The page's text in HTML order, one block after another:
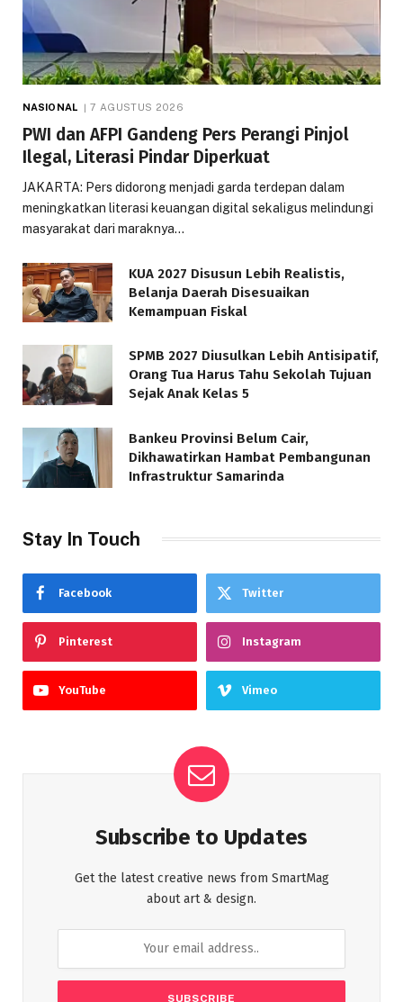
NASIONAL 7 AGUSTUS 2026
PWI dan AFPI Gandeng Pers Perangi Pinjol
Ilegal, Literasi Pindar Diperkuat
JAKARTA: Pers didorong menjadi garda terdepan dalam
meningkatkan literasi keuangan digital sekaligus melindungi
masyarakat dari maraknya…
KUA 2027 Disusun Lebih Realistis,
Belanja Daerah Disesuaikan
Kemampuan Fiskal
SPMB 2027 Diusulkan Lebih Antisipatif,
Orang Tua Harus Tahu Sekolah Tujuan
Sejak Anak Kelas 5
Bankeu Provinsi Belum Cair,
Dikhawatirkan Hambat Pembangunan
Infrastruktur Samarinda
Stay In Touch
Facebook Twitter
Pinterest Instagram
YouTube Vimeo
Subscribe to Updates
Get the latest creative news from SmartMag
about art & design.